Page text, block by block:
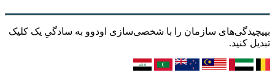
بپیچیدگی‌های سازمان را با شخصی‌سازی اودوو به سادگیِ یک کلیک
تبدیل کنید.